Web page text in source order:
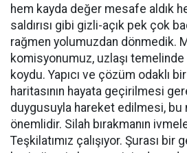
hem kayda değer mesafe aldık
saldırısı gibi gizli-açık pek çok
rağmen yolumuzdan dönmedik.
komisyonumuz, uzlaşı
koydu. Yapıcı ve çözüm odaklı
haritasının hayata geçirilmesi
duygusuyla hareket edilmesi,
önemlidir. Silah bırakmanın
Teşkilatımız çalışıyor. Şurası